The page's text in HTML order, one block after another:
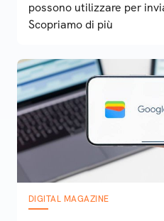
possono utilizzare per
Scopriamo di più
DIGITAL MAGAZINE